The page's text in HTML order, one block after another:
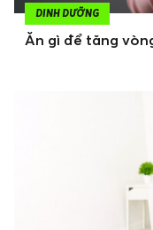
DINH DƯỠNG
Ăn gì để tăng